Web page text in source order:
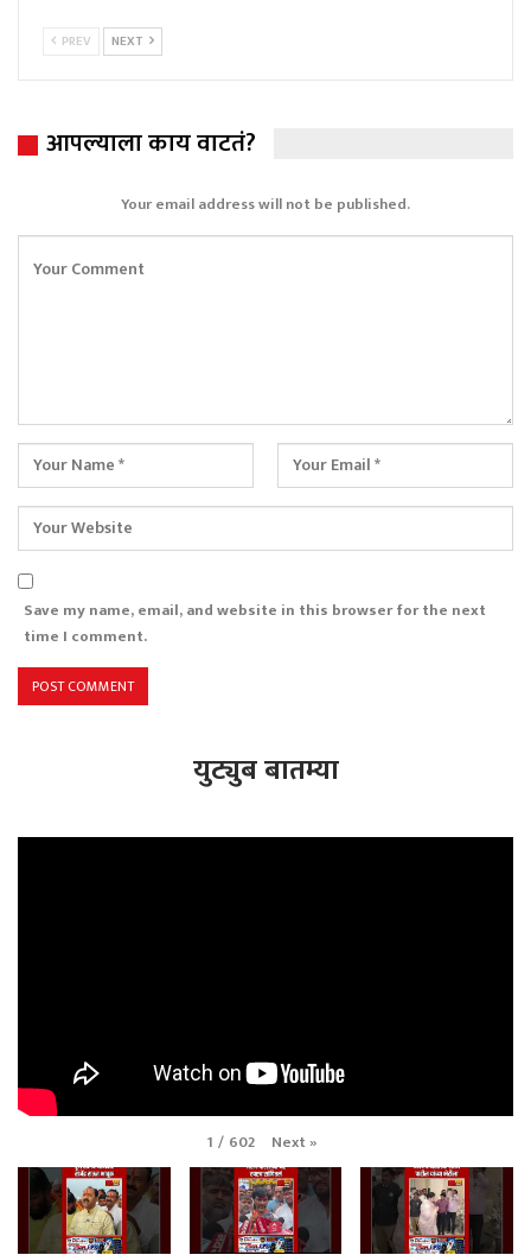
PREV NEXT
आपल्याला काय वाटतं?
Your email address will not be published.
Save my name, email, and website in this browser for the next
time I comment.
युट्युब बातम्या
1 / 602 Next»